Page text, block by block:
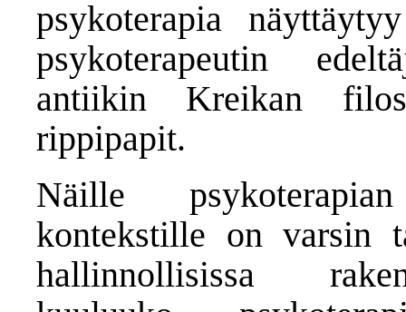
psykoterapia
psykoterapeutin
antiikin Kreikan
rippipapit.
Näille
kontekstille on varsin
hallinnollisissa